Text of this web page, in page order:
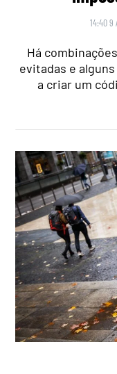
14:40 9
Há
evitadas e
a criar um